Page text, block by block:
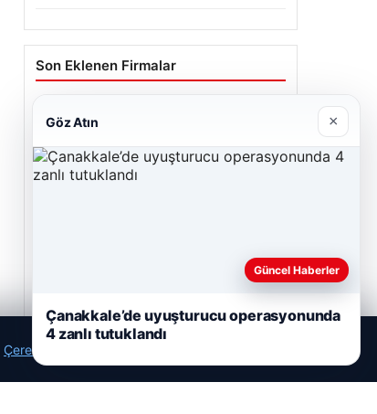
Son Eklenen Firmalar
Enes Kaplan Avukatlık Bürosu
28/04/2026
Çerez Politikamız
Göz Atın ×
Güncel Haberler
Çanakkale’de uyuşturucu operasyonunda
4 zanlı tutuklandı